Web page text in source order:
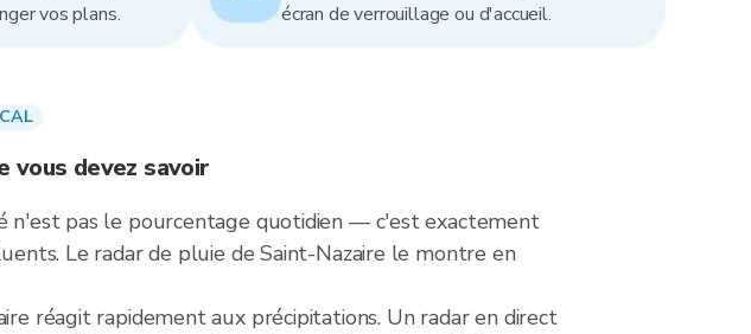
vos plans.
écran de verrouillage ou d'accueil.
vous devez savoir
n'est pas le pourcentage quotidien — c'est exactement
Le radar de pluie de Saint-Nazaire le montre en
réagit rapidement aux précipitations. Un radar en direct